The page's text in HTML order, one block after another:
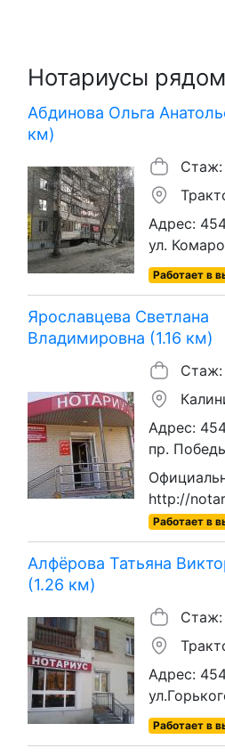
Нотариусы рядом
Абдинова Ольга
км)
Стаж:
Адрес:
ул.
Работает в
Ярославцева Светлана
Владимировна (1.16 км)
Стаж:
Адрес:
пр.
http://
Работает в
Алфёрова Татьяна
(1.26 км)
Стаж:
Адрес:
Работает в